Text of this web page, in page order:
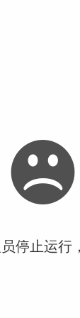
停止运行